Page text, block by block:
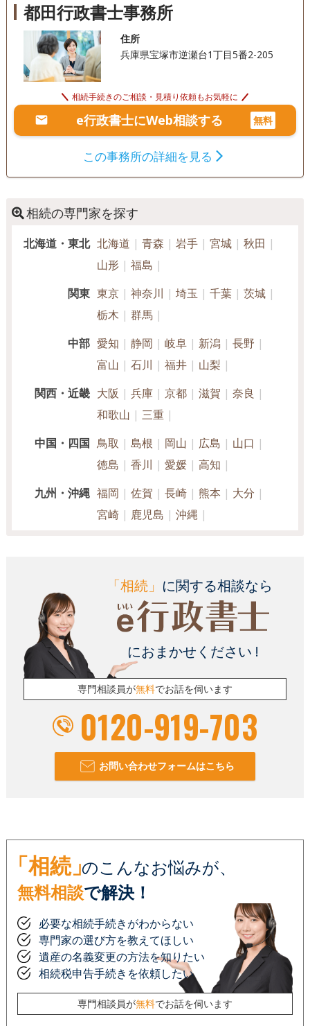
電話相談可 訪問可 女性スタッフ対応可
初回相談無料 18時以降相談可
事務所面談可
都田行政書士事務所
住所
兵庫県宝塚市逆瀬台1丁目5番2-205
相続手続きのご相談・見積り依頼もお気軽に
e行政書士にWeb相談する 無料
この事務所の詳細を見る
相続の専門家を探す
北海道・東北 北海道 青森 岩手 宮城
秋田
山形
福島
関東 東京 神奈川 埼玉 千葉
茨城
栃木
群馬
中部 愛知 静岡 岐阜 新潟
長野
富山
石川 福井
山梨
関西・近畿 大阪 兵庫 京都 滋賀
奈良
和歌山
三重
中国・四国 鳥取 島根 岡山 広島
山口
徳島
香川 愛媛
高知
九州・沖縄 福岡 佐賀 長崎 熊本
大分
宮崎
鹿児島 沖縄
「相続」 に関する相談なら
におまかせください !
専門相談員が無料でお話を伺います
0120-919-703
お問い合わせフォームはこちら
「相続」のこんなお悩みが、
無料相談で解決！
必要な相続手続きがわからない
専門家の選び方を教えてほしい
遺産の名義変更の方法を知りたい
相続税申告手続きを依頼したい
専門相談員が無料でお話を伺います